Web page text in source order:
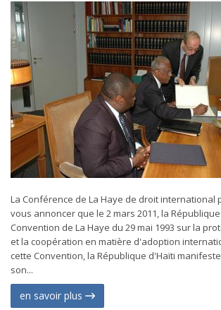
La Conférence de La Haye de droit international
vous annoncer que le 2 mars 2011, la
Convention de La Haye du 29 mai 1993 sur la
et la coopération en matière d'adoption
cette Convention, la République d'Haïti
son...
en savoir plus